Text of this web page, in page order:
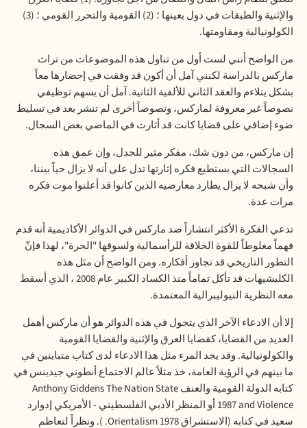
والإثنية والطبقات في دول بعينها ؛ (2) القومية والتحرر القومي ؛ (3)
الكولونيالية ومقاومتها.
من الواضح أنني لست أول من تناول هذه الموضوعات من تراث
ماركس بالدراسة لكنني آمل أن أكون قد وفقت في إحضارها معاً
بشكل يتلاءم والعقد الثاني للألفية الثانية. آمل أن يسهم توظيفي
نصوصاً غير معروفة لماركس، ونصوصاً أخرى لم تنشر بعد في تسليط
ضوء إضافي على قضايا كانت قد أثارت في الماضي بعض السجال.
إن ماركس، من دون شك، مفكر مثير للجدل، وإن عمق هذه
السجالات التي يستطيع فكره إثارتها تدل على أنه لا يزال حياً بيننا،
وأن شبحه لا يزال يطارد معارضيه الذين كانوا قد أعلنوا موت فكره
مرات عدة.
تدعي الفكرة الأكثر انتشاراً ضد ماركس في الدوائر الأكاديمية أنه قدم
فهماً مغلوطاً للقوة الخلاقة للرأسمالية ولسوقها "الحرة"، لهذا فإنّ
التطور التاريخي قد تجاوز أفكاره. ومن الواضح أن مثل هذه
الكليشيهات قد تأكل تماماً منذ الكساد الكبير عام 2008 ، الذي أسقط
معه النظرية النيوليبرالية المعتمدة.
إلا أن الادعاء الآخر الذي يتجول في هذه الدوائر هو أن ماركس أهمل
العديد من القضايا، كقضايا العرق والإثنية والقضايا القومية
والكولونيالية. وقد يجد المرء مثل هذا الادعاء لدى كتاب متباينين في
ما بينهم في الرؤية العامة، خذ مثلاً عالم الاجتماع أنطوني جيدينس في
كتابه الدولة القومية والعنفAnthony Giddens The Nation State
1987 and Violence أو المنظر الأدبي الفلسطيني - الأمريكي إدوارد
سعيد في كتابه (الاستشراق 1978
). ونظراً لتعاظم